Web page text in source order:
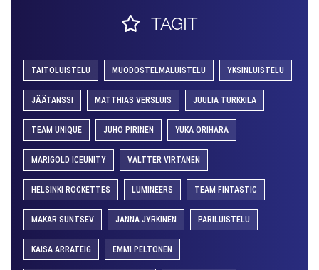
TAGIT
TAITOLUISTELU MUODOSTELMALUISTELU YKSINLUISTELU
JÄÄTANSSI MATTHIAS VERSLUIS JUULIA TURKKILA
TEAM UNIQUE JUHO PIRINEN YUKA ORIHARA
MARIGOLD ICEUNITY VALTTER VIRTANEN
HELSINKI ROCKETTES LUMINEERS TEAM FINTASTIC
MAKAR SUNTSEV JANNA JYRKINEN PARILUISTELU
KAISA ARRATEIG EMMI PELTONEN